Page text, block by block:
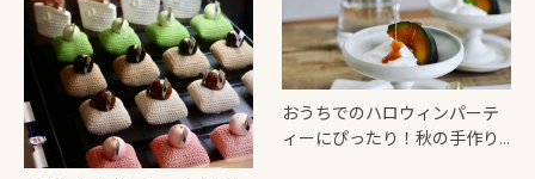
おうちでのハロウィンパーテ
ィーにぴったり！秋の手作り